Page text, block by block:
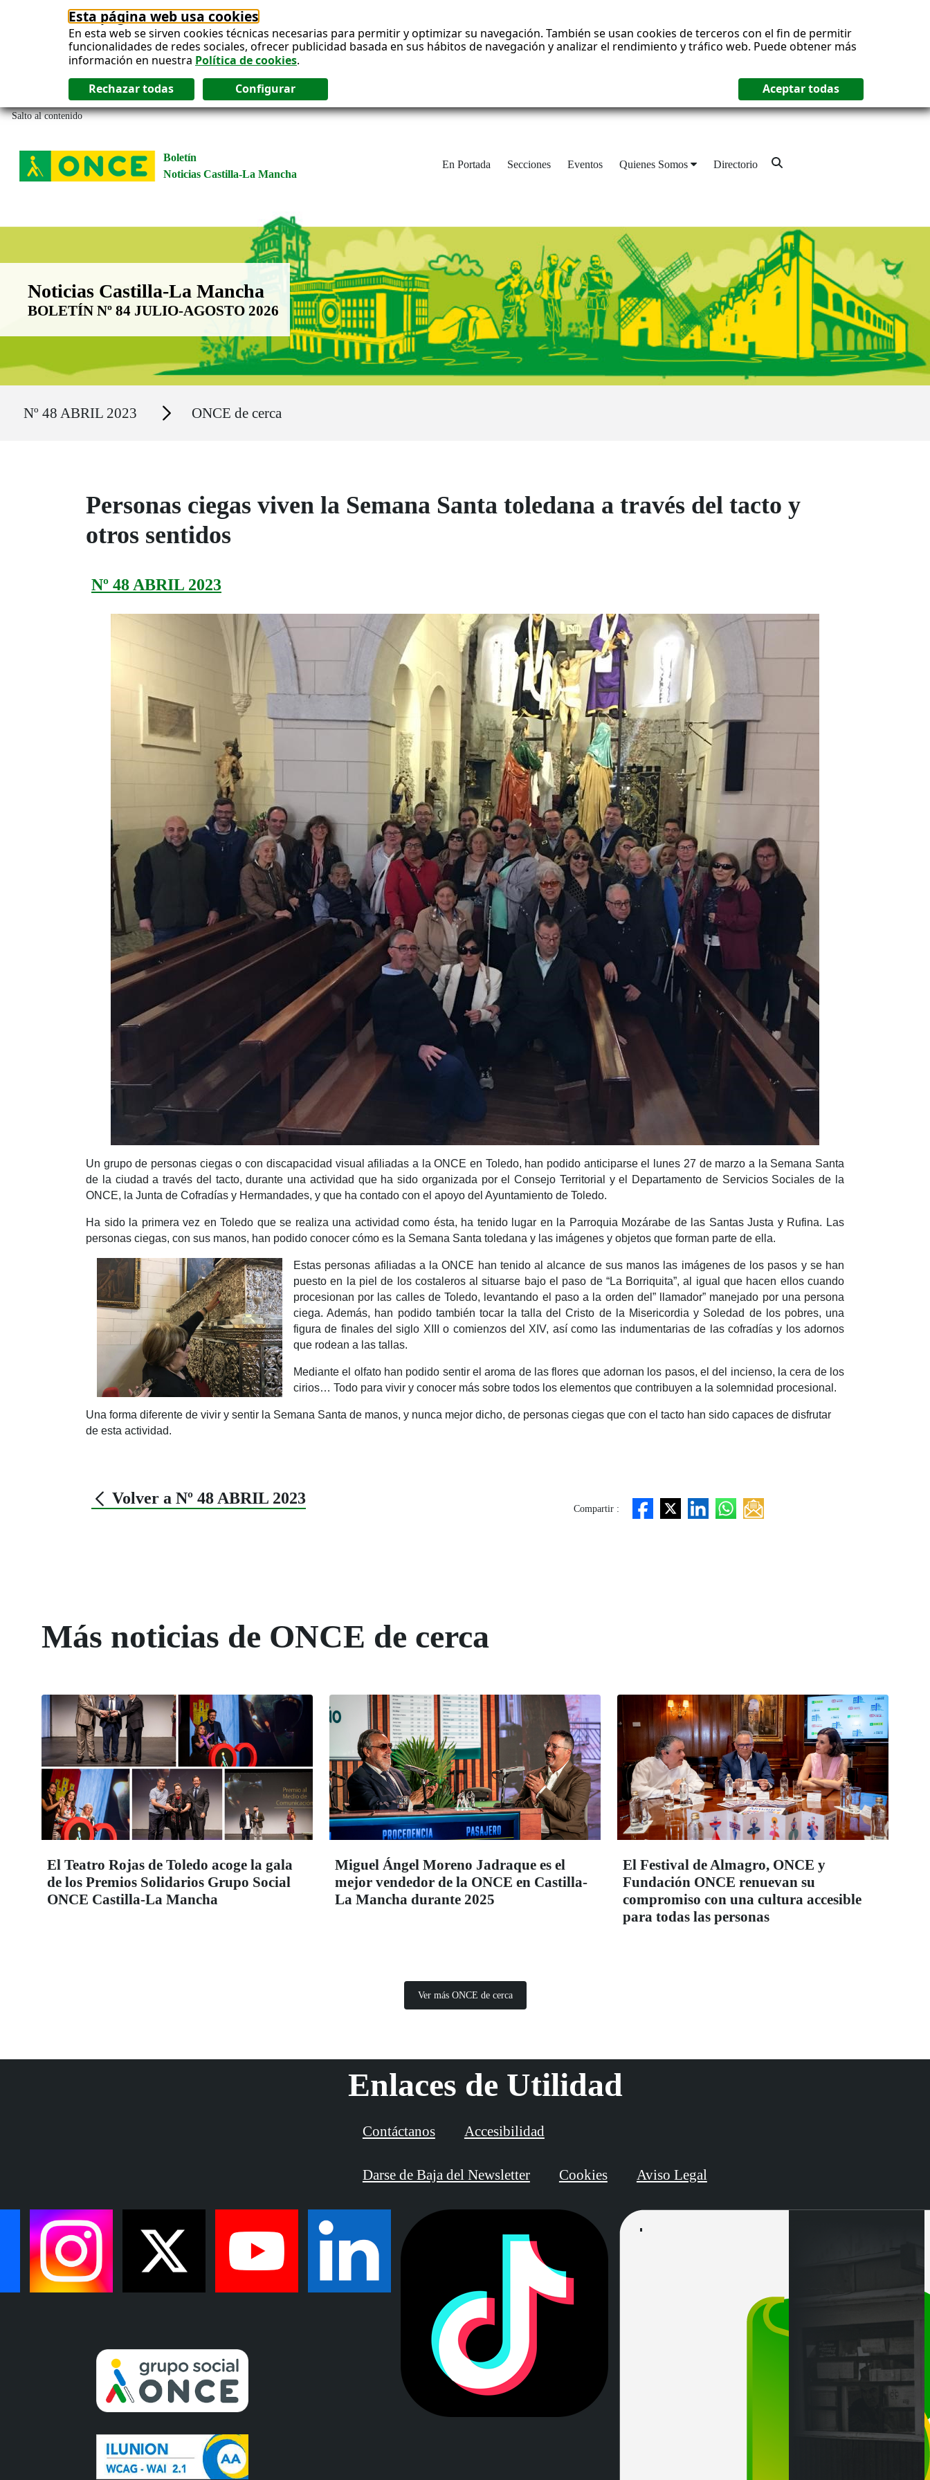
Esta página web usa cookies
En esta web se sirven cookies técnicas necesarias para permitir y optimizar su navegación. También se usan cookies de terceros con el fin de permitir
funcionalidades de redes sociales, ofrecer publicidad basada en sus hábitos de navegación y analizar el rendimiento y tráfico web. Puede obtener más
información en nuestra Política de cookies.
Salto al contenido
Boletín
Noticias Castilla-La Mancha
En Portada Secciones Eventos Quienes Somos Directorio
Boletín Noticias Castilla-La Mancha
Noticias Castilla-La Mancha
BOLETÍN Nº 84 JULIO-AGOSTO 2026
Nº 48 ABRIL 2023 Secciones ONCE de cerca
Personas ciegas viven la Semana Santa toledana a través del tacto y
otros sentidos
Nº 48 ABRIL 2023
Un grupo de personas ciegas o con discapacidad visual afiliadas a la ONCE en Toledo, han podido anticiparse el lunes 27 de marzo a la Semana Santa
de la ciudad a través del tacto, durante una actividad que ha sido organizada por el Consejo Territorial y el Departamento de Servicios Sociales de la
ONCE, la Junta de Cofradías y Hermandades, y que ha contado con el apoyo del Ayuntamiento de Toledo.
Ha sido la primera vez en Toledo que se realiza una actividad como ésta, ha tenido lugar en la Parroquia Mozárabe de las Santas Justa y Rufina. Las
personas ciegas, con sus manos, han podido conocer cómo es la Semana Santa toledana y las imágenes y objetos que forman parte de ella.
Estas personas afiliadas a la ONCE han tenido al alcance de sus manos las imágenes de los pasos y se han
puesto en la piel de los costaleros al situarse bajo el paso de “La Borriquita”, al igual que hacen ellos cuando
procesionan por las calles de Toledo, levantando el paso a la orden del” llamador” manejado por una persona
ciega. Además, han podido también tocar la talla del Cristo de la Misericordia y Soledad de los pobres, una
figura de finales del siglo XIII o comienzos del XIV, así como las indumentarias de las cofradías y los adornos
que rodean a las tallas.
Mediante el olfato han podido sentir el aroma de las flores que adornan los pasos, el del incienso, la cera de los
cirios… Todo para vivir y conocer más sobre todos los elementos que contribuyen a la solemnidad procesional.
Una forma diferente de vivir y sentir la Semana Santa de manos, y nunca mejor dicho, de personas ciegas que con el tacto han sido capaces de disfrutar
de esta actividad.
Volver a Nº 48 ABRIL 2023
Compartir :
Más noticias de ONCE de cerca
El Teatro Rojas de Toledo acoge la gala
de los Premios Solidarios Grupo Social
ONCE Castilla-La Mancha
Miguel Ángel Moreno Jadraque es el
mejor vendedor de la ONCE en Castilla-
La Mancha durante 2025
El Festival de Almagro, ONCE y
Fundación ONCE renuevan su
compromiso con una cultura accesible
para todas las personas
Ver más ONCE de cerca
Enlaces de Utilidad
Contáctanos Accesibilidad
Darse de Baja del Newsletter Cookies Aviso Legal